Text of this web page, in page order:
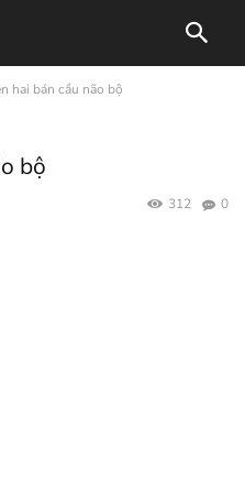
hai bán cầu não bộ
bộ
0
312